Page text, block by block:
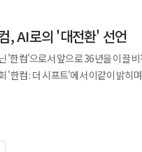
있도록 지원할 것”이라고 말했다. ◆
열사인
은 것이 특징이다. 이를 통해 기존 개
슈를 도출했다. 한미사이언스는 총
AI의 미래에 투자하기 좋은 시장이
센터와 휴머노이드 로봇, 현대차는
각각 협력 축을 맡는다. 정부의 역할도
, 인재, 규제, 보안 체계가 함께 움직
자와 글로벌 진출이 실제 성과로 이
동일 금액을 추가 기부하는 '1대1
밀러 사업을 본격 확대하는 중요한
생산, 사업화까지 이어지는 역량을
로벌
, AI로의 '대전환' 선언
컴'으로서 앞으로 36년을 이끌 비전"
'한컴 : 더 시프트'에서 이같이 밝히